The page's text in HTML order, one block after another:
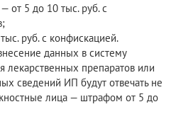
от 5 до 10 тыс. руб. с
руб. с конфискацией.
данных в систему
лекарственных препаратов или
сведений ИП будут отвечать не
лица — штрафом от 5 до